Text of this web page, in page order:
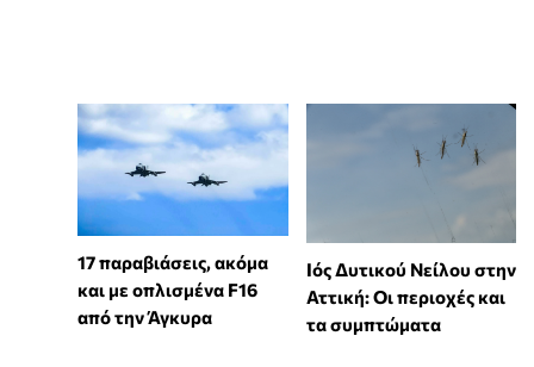
17 παραβιάσεις, ακόμα
και με οπλισμένα F16
από την Άγκυρα
Ιός Δυτικού Νείλου στην
Αττική: Οι περιοχές και
τα συμπτώματα